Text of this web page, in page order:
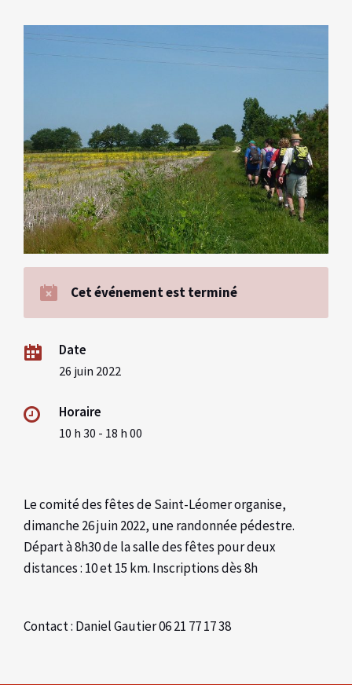
Cet événement est terminé
Date
26 juin 2022
Horaire
10 h 30 - 18 h 00
Le comité des fêtes de Saint-Léomer organise,
dimanche 26 juin 2022, une randonnée pédestre.
Départ à 8h30 de la salle des fêtes pour deux
distances : 10 et 15 km. Inscriptions dès 8h
Contact : Daniel Gautier 06 21 77 17 38